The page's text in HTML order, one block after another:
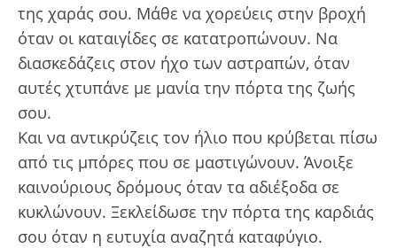
της χαράς σου. Μάθε να χορεύεις στην βροχή
όταν οι καταιγίδες σε κατατροπώνουν. Να
διασκεδάζεις στον ήχο των αστραπών, όταν
αυτές χτυπάνε με μανία την πόρτα της ζωής
σου.
Και να αντικρύζεις τον ήλιο που κρύβεται πίσω
από τις μπόρες που σε μαστιγώνουν. Άνοιξε
καινούριους δρόμους όταν τα αδιέξοδα σε
κυκλώνουν. Ξεκλείδωσε την πόρτα της καρδιάς
σου όταν η ευτυχία αναζητά καταφύγιο.